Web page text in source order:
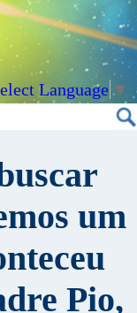
Language ▼
um
Pio,